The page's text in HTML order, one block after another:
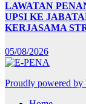
LAWATAN
UPSI KE
KERJASAMA
05/08/2026
Proudly powered by